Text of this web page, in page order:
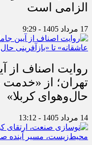
الزامی است
17 مرداد 1405 - 9:29
روایت اصناف از
تهران؛ از «خدمت
حال‌وهوای کربلا»
14 مرداد 1405 - 13:12